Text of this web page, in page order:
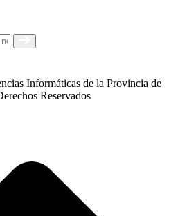
Informáticas de la Provincia de
Reservados